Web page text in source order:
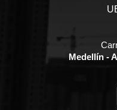
Medellín -